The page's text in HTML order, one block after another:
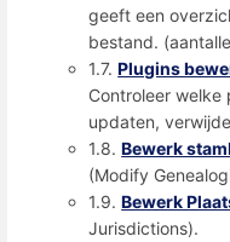
geeft een
bestand.
1.7.Plugins
Controleer welke
updaten,
1.8.Bewerk
(Modify
1.9.Bewerk
Jurisdictions).